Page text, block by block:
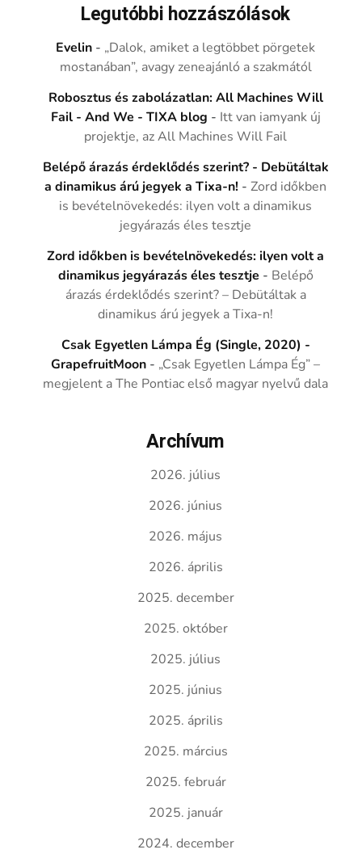
Legutóbbi hozzászólások
Evelin - „Dalok, amiket a legtöbbet pörgetek
mostanában”, avagy zeneajánló a szakmától
Robosztus és zabolázatlan: All Machines Will
Fail - And We - TIXA blog - Itt van iamyank új
projektje, az All Machines Will Fail
Belépő árazás érdeklődés szerint? - Debütáltak
a dinamikus árú jegyek a Tixa-n! -Zord időkben
is bevételnövekedés: ilyen volt a dinamikus
jegyárazás éles tesztje
Zord időkben is bevételnövekedés: ilyen volt a
dinamikus jegyárazás éles tesztje - Belépő
árazás érdeklődés szerint? – Debütáltak a
dinamikus árú jegyek a Tixa-n!
Csak Egyetlen Lámpa Ég (Single, 2020) -
GrapefruitMoon - „Csak Egyetlen Lámpa Ég” –
megjelent a The Pontiac első magyar nyelvű dala
Archívum
2026. július
2026. június
2026. május
2026. április
2025. december
2025. október
2025. július
2025. június
2025. április
2025. március
2025. február
2025. január
2024. december